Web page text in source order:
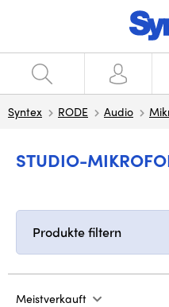
Syntex RODE Audio
STUDIO-
Produkte filtern
Meistverkauft